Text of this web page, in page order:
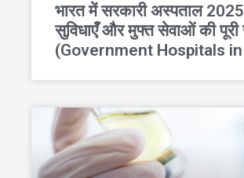
भारत में सरकारी अस्पताल
सुविधाएँ और मुफ्त सेवाओं की पूरी
(Government Hospitals